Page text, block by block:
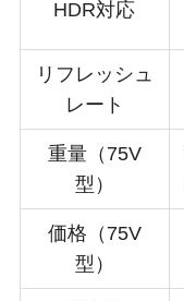
HDR対応
リフレッシュ
レート
重量（75V
型）
価格（75V
型）